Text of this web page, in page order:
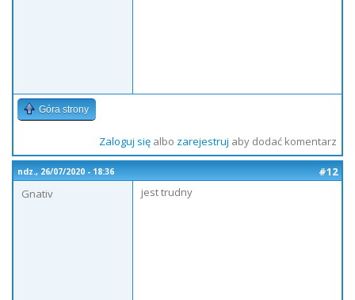
Góra strony
Zaloguj sięalbo zarejestruj aby dodać komentarz
ndz., 26/07/2020 - 18:36
#12
Gnativ
jest trudny